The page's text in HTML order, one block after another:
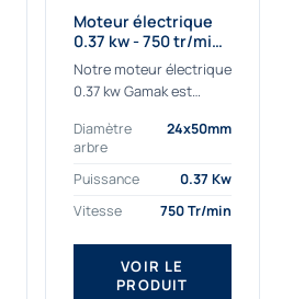
Moteur électrique
0.37 kw - 750 tr/min -
230/400V - IE2
Notre moteur électrique
0.37 kw Gamak est
aux applications
sévères. Nous
déterminons,
fournissons
des moteurs
asynchrones depuis de
nombreuses années....
Diamètre
arbre
24x50mm
Puissance
0.37 Kw
Vitesse
750 Tr/min
VOIR LE
PRODUIT